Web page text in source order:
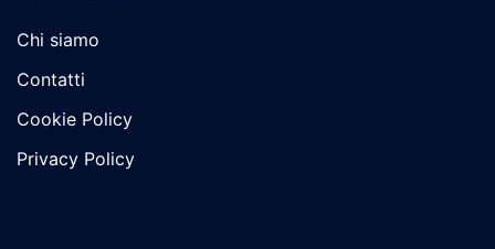
Chi siamo
Contatti
Cookie Policy
Privacy Policy